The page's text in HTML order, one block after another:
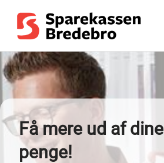
Få mere ud af dine
penge!